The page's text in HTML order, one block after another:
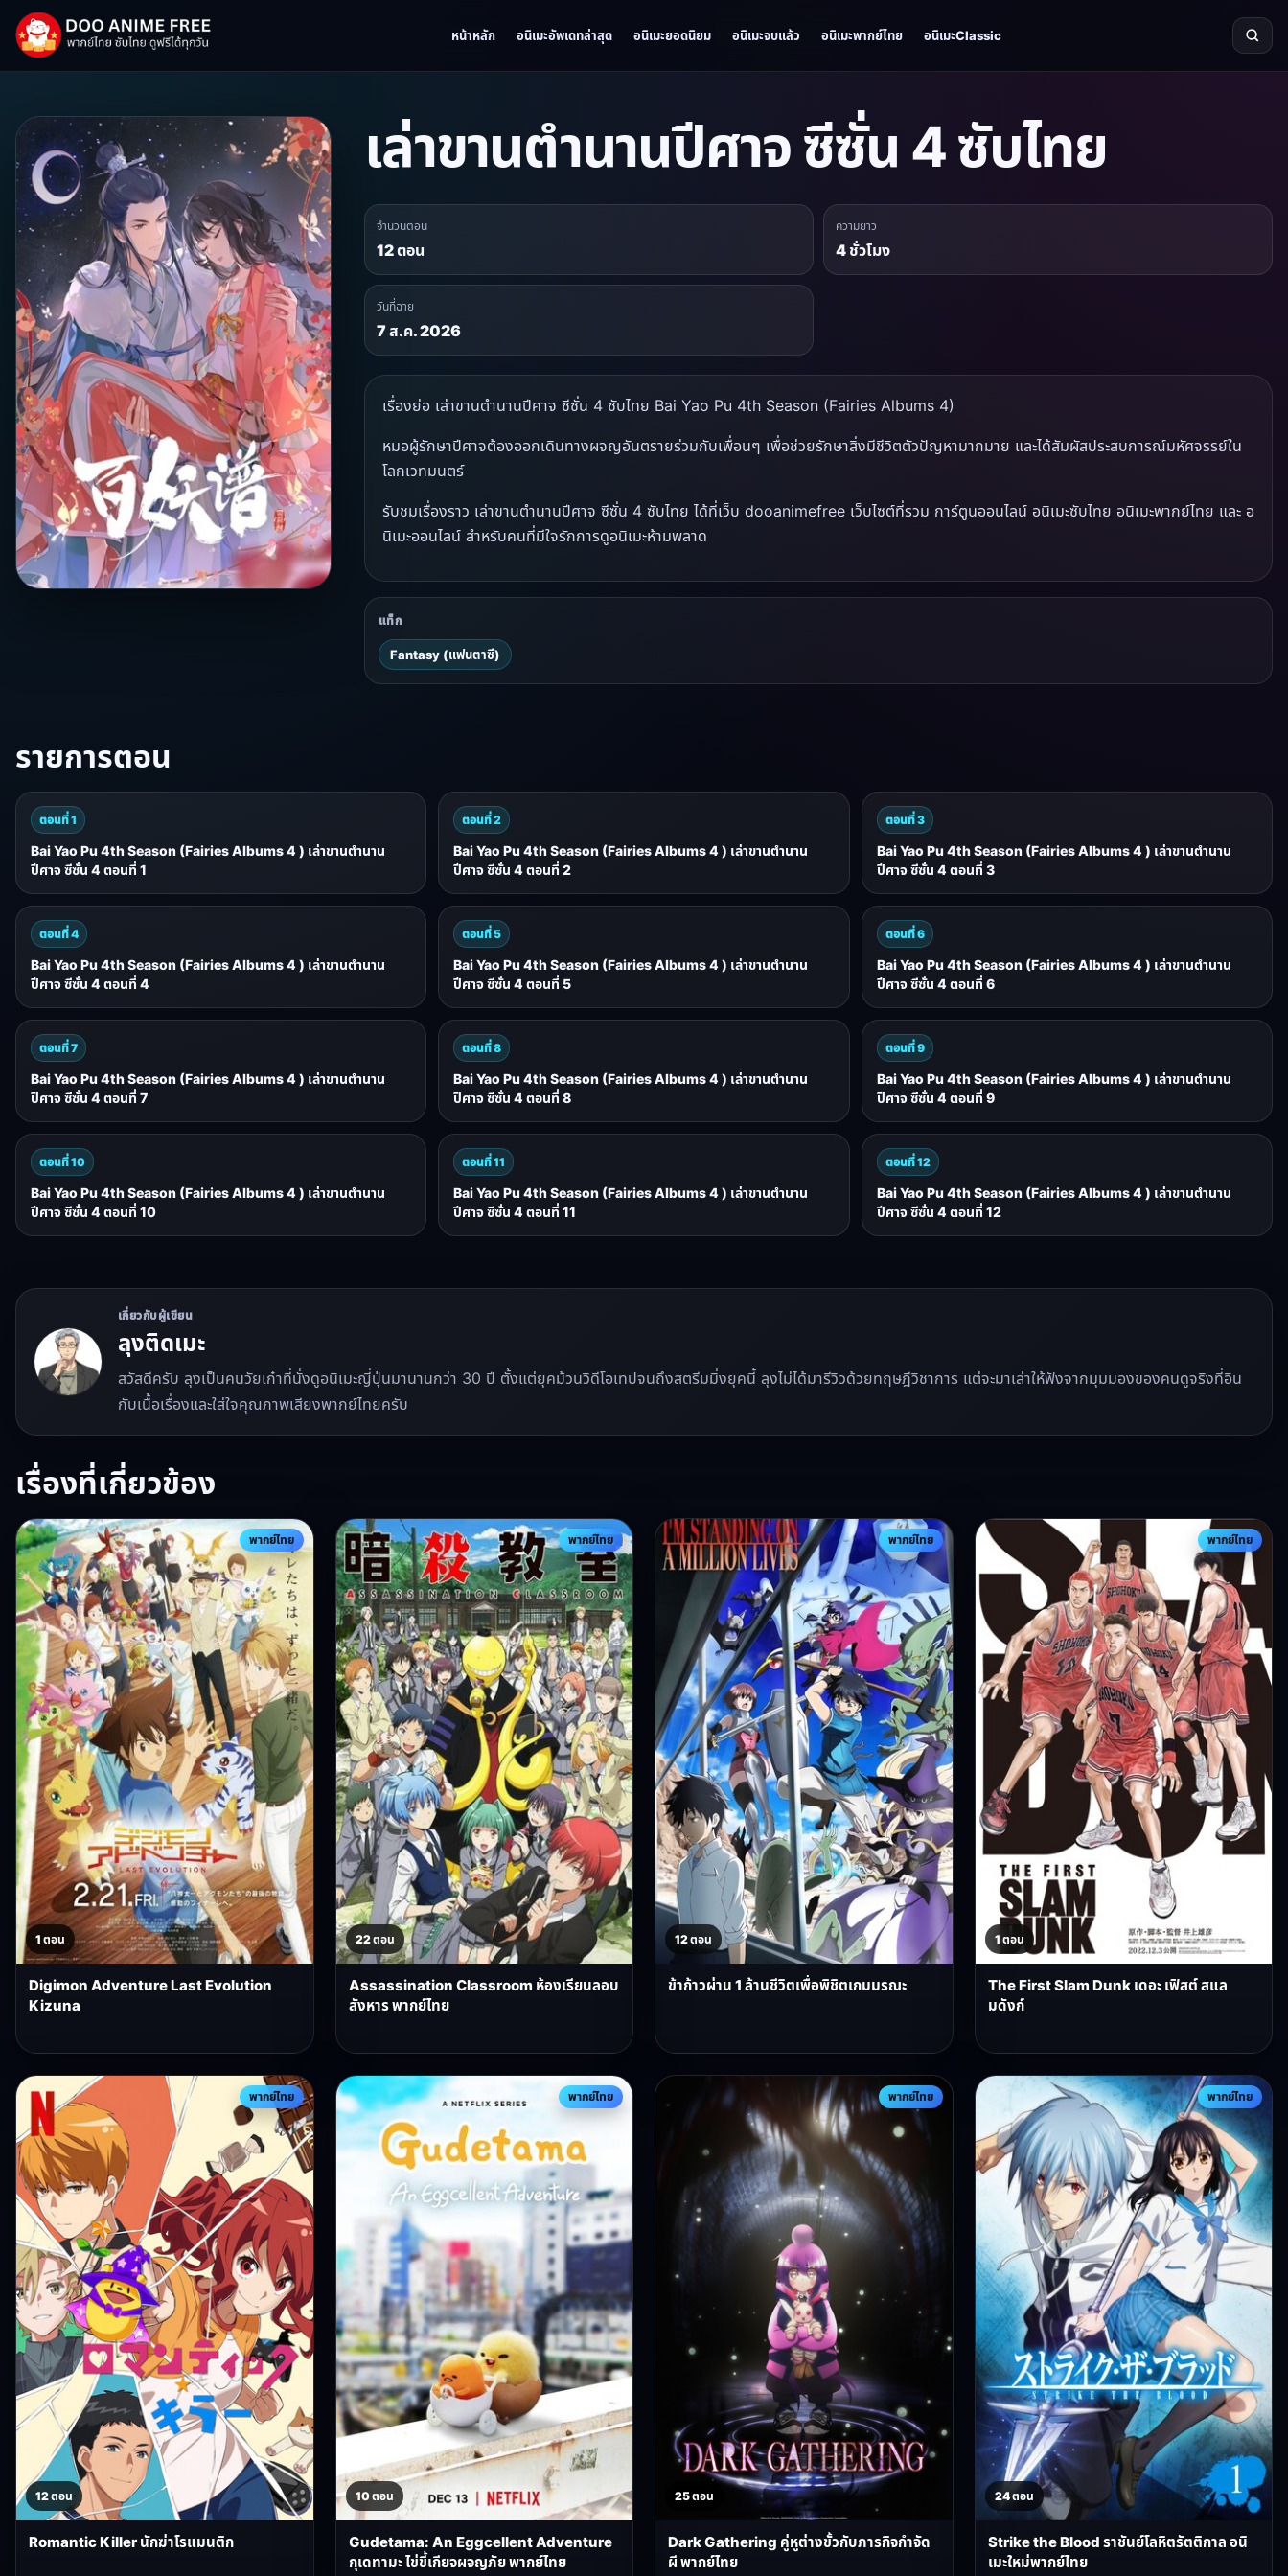
หน้าหลัก อนิเมะอัพเดทล่าสุด อนิเมะยอดนิยม อนิเมะจบแล้ว อนิเมะพากย์ไทย อนิเมะClassic
เล่าขานตำนานปีศาจ ซีซั่น 4 ซับไทย
จำนวนตอน
12 ตอน
ความยาว
4 ชั่วโมง
วันที่ฉาย
7 ส.ค. 2026
เรื่องย่อ เล่าขานตำนานปีศาจ ซีซั่น 4 ซับไทย Bai Yao Pu 4th Season (Fairies Albums 4)
หมอผู้รักษาปีศาจต้องออกเดินทางผจญอันตรายร่วมกับเพื่อนๆ เพื่อช่วยรักษาสิ่งมีชีวิตตัวปัญหามากมาย และได้สัมผัสประสบการณ์มหัศจรรย์ใน
โลกเวทมนตร์
รับชมเรื่องราว เล่าขานตำนานปีศาจ ซีซั่น 4 ซับไทย ได้ที่เว็บ dooanimefree เว็บไซต์ที่รวม การ์ตูนออนไลน์ อนิเมะซับไทย อนิเมะพากย์ไทย และ อ
นิเมะออนไลน์ สำหรับคนที่มีใจรักการดูอนิเมะห้ามพลาด
แท็ก
Fantasy (แฟนตาซี)
รายการตอน
ตอนที่ 1
Bai Yao Pu 4th Season (Fairies Albums 4 ) เล่าขานตำนาน
ปีศาจ ซีซั่น 4 ตอนที่ 1
ตอนที่ 2
Bai Yao Pu 4th Season (Fairies Albums 4 ) เล่าขานตำนาน
ปีศาจ ซีซั่น 4 ตอนที่ 2
ตอนที่ 3
Bai Yao Pu 4th Season (Fairies Albums 4 ) เล่าขานตำนาน
ปีศาจ ซีซั่น 4 ตอนที่ 3
ตอนที่ 4
Bai Yao Pu 4th Season (Fairies Albums 4 ) เล่าขานตำนาน
ปีศาจ ซีซั่น 4 ตอนที่ 4
ตอนที่ 5
Bai Yao Pu 4th Season (Fairies Albums 4 ) เล่าขานตำนาน
ปีศาจ ซีซั่น 4 ตอนที่ 5
ตอนที่ 6
Bai Yao Pu 4th Season (Fairies Albums 4 ) เล่าขานตำนาน
ปีศาจ ซีซั่น 4 ตอนที่ 6
ตอนที่ 7
Bai Yao Pu 4th Season (Fairies Albums 4 ) เล่าขานตำนาน
ปีศาจ ซีซั่น 4 ตอนที่ 7
ตอนที่ 8
Bai Yao Pu 4th Season (Fairies Albums 4 ) เล่าขานตำนาน
ปีศาจ ซีซั่น 4 ตอนที่ 8
ตอนที่ 9
Bai Yao Pu 4th Season (Fairies Albums 4 ) เล่าขานตำนาน
ปีศาจ ซีซั่น 4 ตอนที่ 9
ตอนที่ 10
Bai Yao Pu 4th Season (Fairies Albums 4 ) เล่าขานตำนาน
ปีศาจ ซีซั่น 4 ตอนที่ 10
ตอนที่ 11
Bai Yao Pu 4th Season (Fairies Albums 4 ) เล่าขานตำนาน
ปีศาจ ซีซั่น 4 ตอนที่ 11
ตอนที่ 12
Bai Yao Pu 4th Season (Fairies Albums 4 ) เล่าขานตำนาน
ปีศาจ ซีซั่น 4 ตอนที่ 12
เกี่ยวกับผู้เขียน
ลุงติดเมะ
สวัสดีครับ ลุงเป็นคนวัยเก๋าที่นั่งดูอนิเมะญี่ปุ่นมานานกว่า 30 ปี ตั้งแต่ยุคม้วนวิดีโอเทปจนถึงสตรีมมิ่งยุคนี้ ลุงไม่ได้มารีวิวด้วยทฤษฎีวิชาการ แต่จะมาเล่าให้ฟังจากมุมมองของคนดูจริงที่อิน
กับเนื้อเรื่องและใส่ใจคุณภาพเสียงพากย์ไทยครับ
เรื่องที่เกี่ยวข้อง
พากย์ไทย
1 ตอน
Digimon Adventure Last Evolution
Kizuna
พากย์ไทย
22 ตอน
Assassination Classroom ห้องเรียนลอบ
สังหาร พากย์ไทย
พากย์ไทย
12 ตอน
ข้าก้าวผ่าน 1 ล้านชีวิตเพื่อพิชิตเกมมรณะ
พากย์ไทย
1 ตอน
The First Slam Dunk เดอะ เฟิสต์ สแล
มดังก์
พากย์ไทย
12 ตอน
Romantic Killer นักฆ่าโรแมนติก
พากย์ไทย
10 ตอน
Gudetama: An Eggcellent Adventure
กุเดทามะ ไข่ขี้เกียจผจญภัย พากย์ไทย
พากย์ไทย
25 ตอน
Dark Gathering คู่หูต่างขั้วกับภารกิจกำจัด
ผี พากย์ไทย
พากย์ไทย
24 ตอน
Strike the Blood ราชันย์โลหิตรัตติกาล อนิ
เมะใหม่พากย์ไทย